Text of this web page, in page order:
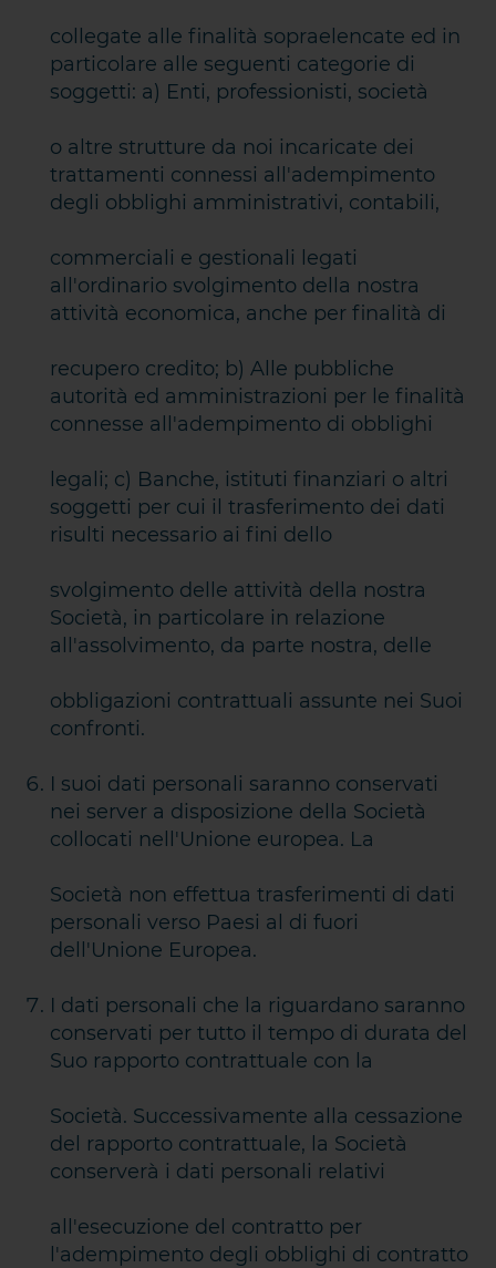
collegate alle finalità sopraelencate ed in
particolare alle seguenti categorie di
soggetti: a) Enti, professionisti, società
o altre strutture da noi incaricate dei
trattamenti connessi all'adempimento
degli obblighi amministrativi, contabili,
commerciali e gestionali legati
all'ordinario svolgimento della nostra
attività economica, anche per finalità di
recupero credito; b) Alle pubbliche
autorità ed amministrazioni per le finalità
connesse all'adempimento di obblighi
legali; c) Banche, istituti finanziari o altri
soggetti per cui il trasferimento dei dati
risulti necessario ai fini dello
svolgimento delle attività della nostra
Società, in particolare in relazione
all'assolvimento, da parte nostra, delle
obbligazioni contrattuali assunte nei Suoi
confronti.
I suoi dati personali saranno conservati
nei server a disposizione della Società
collocati nell'Unione europea. La
Società non effettua trasferimenti di dati
personali verso Paesi al di fuori
dell'Unione Europea.
I dati personali che la riguardano saranno
conservati per tutto il tempo di durata del
Suo rapporto contrattuale con la
Società. Successivamente alla cessazione
del rapporto contrattuale, la Società
conserverà i dati personali relativi
all'esecuzione del contratto per
l'adempimento degli obblighi di contratto